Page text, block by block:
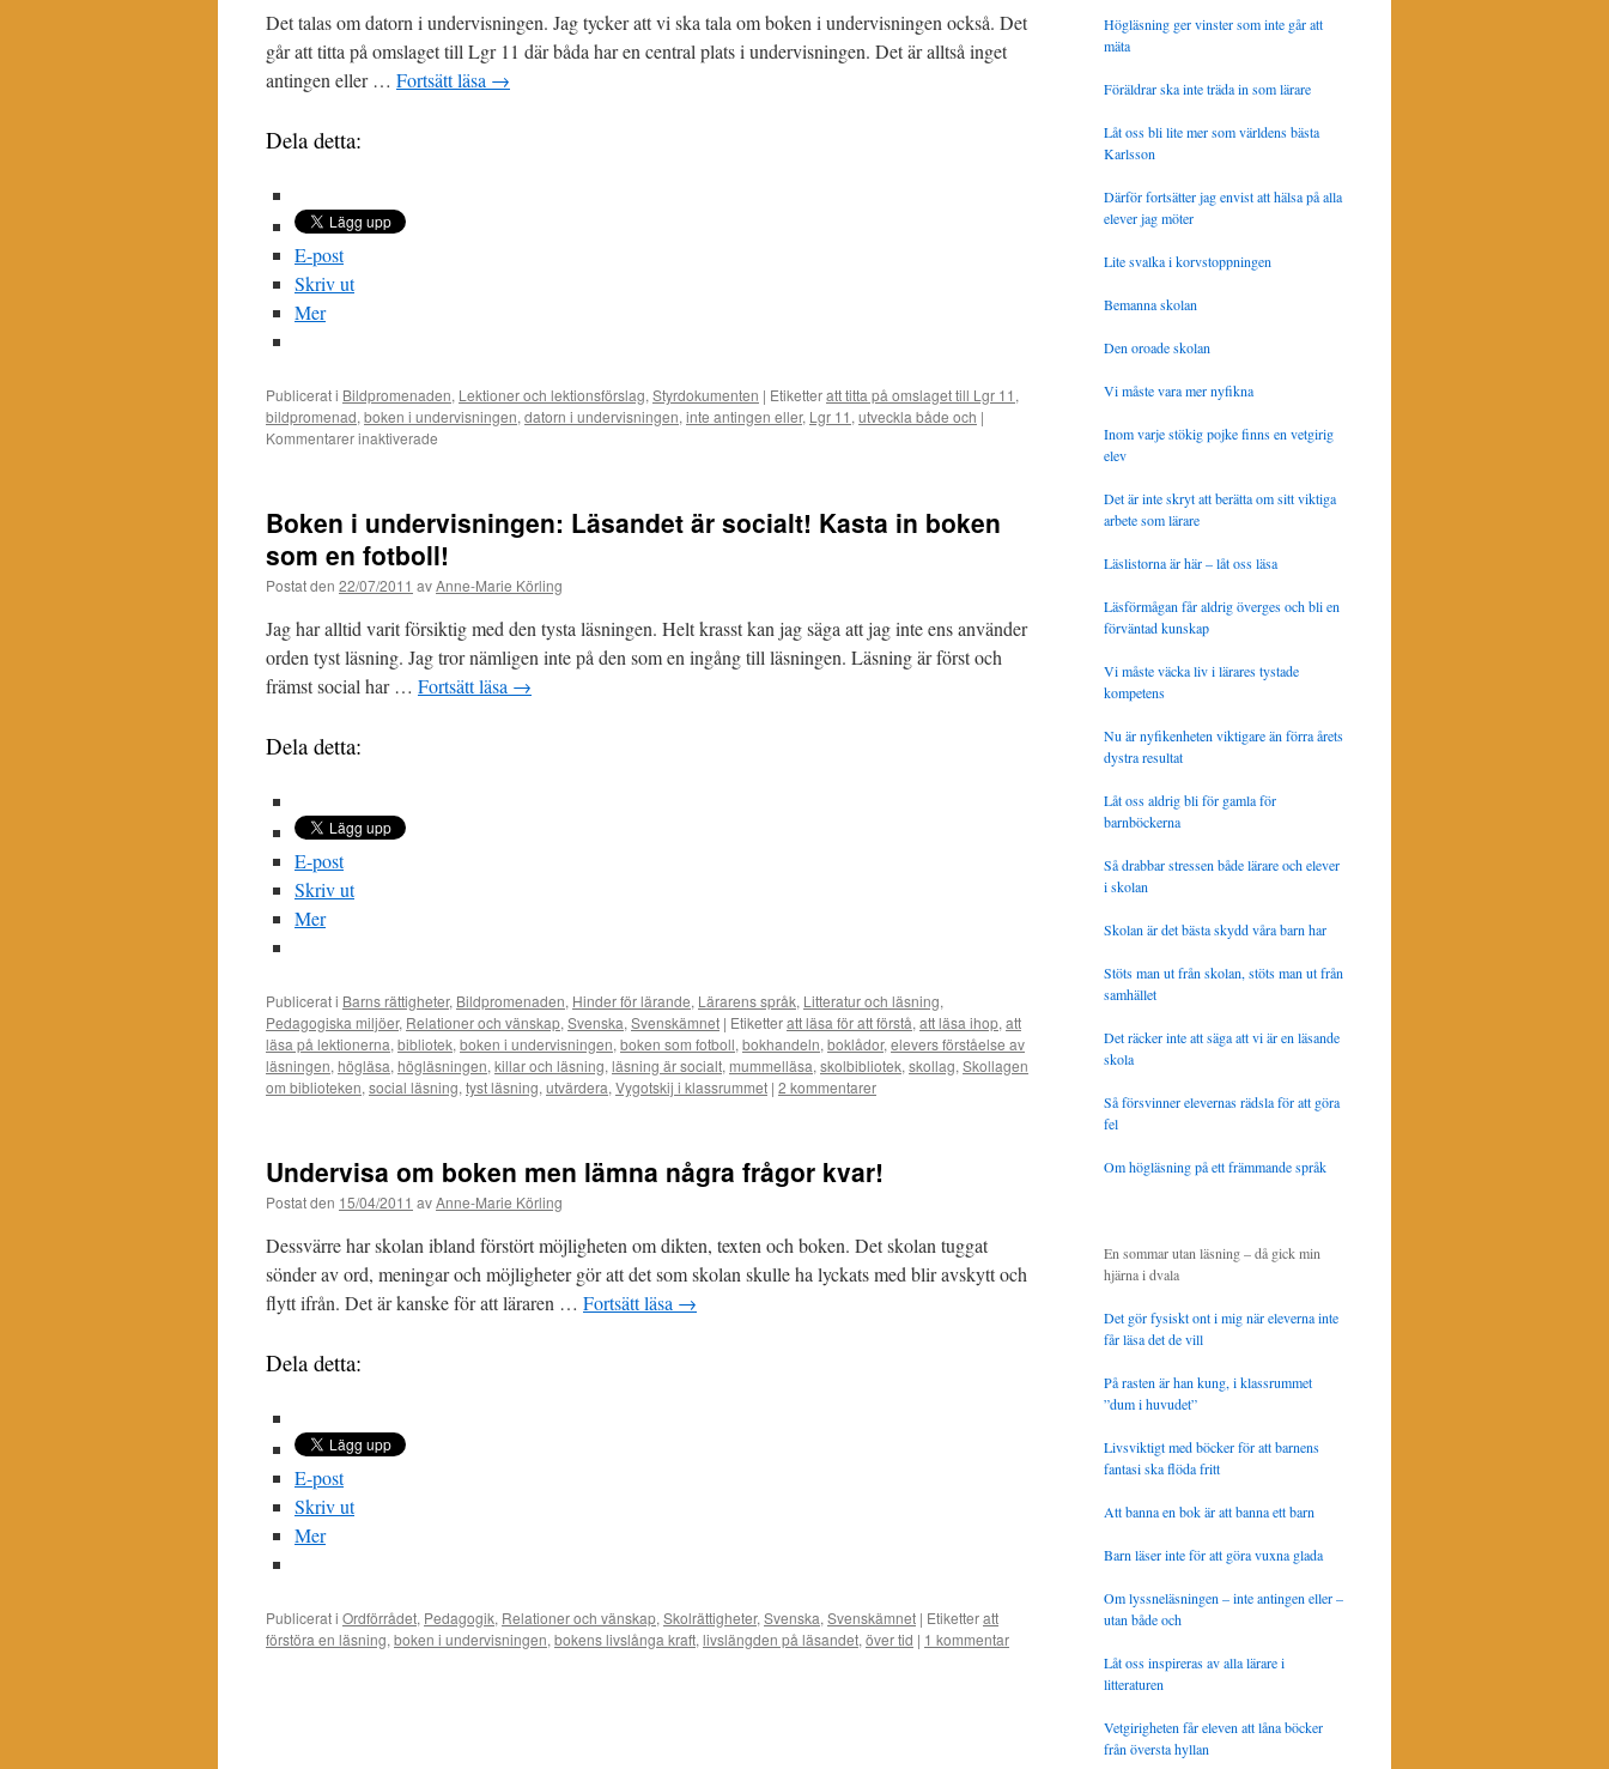
Det talas om datorn i undervisningen. Jag tycker att vi ska tala om boken i undervisningen också. Det
går att titta på omslaget till Lgr 11 där båda har en central plats i undervisningen. Det är alltså inget
antingen eller … Fortsätt läsa →
Dela detta:
E-post
Skriv ut
Mer
Publicerat i Bildpromenaden, Lektioner och lektionsförslag, Styrdokumenten | Etiketteratt titta på omslaget till Lgr 11 ,
bildpromenad, boken i undervisningen, datorn i undervisningen, inte antingen eller, Lgr 11 , utveckla både och |
Kommentarer inaktiverade
Boken i undervisningen: Läsandet är socialt! Kasta in boken
som en fotboll!
Postat den 22/07/2011 avAnne-Marie Körling
Jag har alltid varit försiktig med den tysta läsningen. Helt krasst kan jag säga att jag inte ens använder
orden tyst läsning. Jag tror nämligen inte på den som en ingång till läsningen. Läsning är först och
främst social har … Fortsätt läsa →
Dela detta:
E-post
Skriv ut
Mer
Publicerat i Barns rättigheter, Bildpromenaden, Hinder för lärande, Lärarens språk, Litteratur och läsning,
Pedagogiska miljöer, Relationer och vänskap, Svenska, Svenskämnet | Etiketteratt läsa för att förstå, att läsa ihop, att
läsa på lektionerna, bibliotek, boken i undervisningen, boken som fotboll, bokhandeln, boklådor, elevers förståelse av
läsningen, högläsa, högläsningen, killar och läsning, läsning är socialt, mummelläsa, skolbibliotek, skollag, Skollagen
om biblioteken, social läsning, tyst läsning, utvärdera, Vygotskij i klassrummet | 2 kommentarer
Undervisa om boken men lämna några frågor kvar!
Postat den 15/04/2011 avAnne-Marie Körling
Dessvärre har skolan ibland förstört möjligheten om dikten, texten och boken. Det skolan tuggat
sönder av ord, meningar och möjligheter gör att det som skolan skulle ha lyckats med blir avskytt och
flytt ifrån. Det är kanske för att läraren … Fortsätt läsa →
Dela detta:
E-post
Skriv ut
Mer
Publicerat i Ordförrådet, Pedagogik, Relationer och vänskap, Skolrättigheter, Svenska, Svenskämnet | Etiketteratt
förstöra en läsning, boken i undervisningen, bokens livslånga kraft, livslängden på läsandet, över tid | 1 kommentar
Högläsning ger vinster som inte går att
mäta
Föräldrar ska inte träda in som lärare
Låt oss bli lite mer som världens bästa
Karlsson
Därför fortsätter jag envist att hälsa på alla
elever jag möter
Lite svalka i korvstoppningen
Bemanna skolan
Den oroade skolan
Vi måste vara mer nyfikna
Inom varje stökig pojke finns en vetgirig
elev
Det är inte skryt att berätta om sitt viktiga
arbete som lärare
Läslistorna är här – låt oss läsa
Läsförmågan får aldrig överges och bli en
förväntad kunskap
Vi måste väcka liv i lärares tystade
kompetens
Nu är nyfikenheten viktigare än förra årets
dystra resultat
Låt oss aldrig bli för gamla för
barnböckerna
Så drabbar stressen både lärare och elever
i skolan
Skolan är det bästa skydd våra barn har
Stöts man ut från skolan, stöts man ut från
samhället
Det räcker inte att säga att vi är en läsande
skola
Så försvinner elevernas rädsla för att göra
fel
Om högläsning på ett främmande språk
En sommar utan läsning – då gick min
hjärna i dvala
Det gör fysiskt ont i mig när eleverna inte
får läsa det de vill
På rasten är han kung, i klassrummet
”dum i huvudet”
Livsviktigt med böcker för att barnens
fantasi ska flöda fritt
Att banna en bok är att banna ett barn
Barn läser inte för att göra vuxna glada
Om lyssneläsningen – inte antingen eller –
utan både och
Låt oss inspireras av alla lärare i
litteraturen
Vetgirigheten får eleven att låna böcker
från översta hyllan